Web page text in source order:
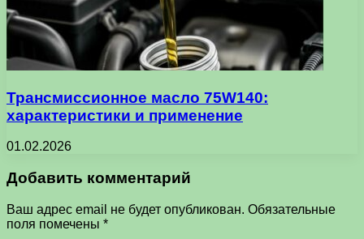
Трансмиссионное масло 75W140:
характеристики и применение
01.02.2026
Добавить комментарий
Ваш адрес email не будет опубликован. Обязательные
поля помечены *